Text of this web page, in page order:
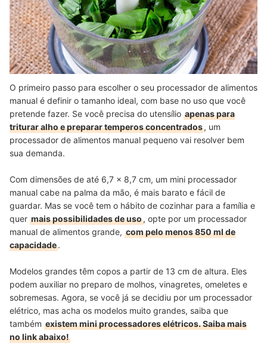
O primeiro passo para escolher o seu processador de alimentos
manual é definir o tamanho ideal, com base no uso que você
pretende fazer. Se você precisa do utensílio apenas para
triturar alho e preparar temperos concentrados, um
processador de alimentos manual pequeno vai resolver bem
sua demanda.
Com dimensões de até 6,7 x 8,7 cm, um mini processador
manual cabe na palma da mão, é mais barato e fácil de
guardar. Mas se você tem o hábito de cozinhar para a família e
quer mais possibilidades de uso, opte por um processador
manual de alimentos grande, com pelo menos 850 ml de
capacidade.
Modelos grandes têm copos a partir de 13 cm de altura. Eles
podem auxiliar no preparo de molhos, vinagretes, omeletes e
sobremesas. Agora, se você já se decidiu por um processador
elétrico, mas acha os modelos muito grandes, saiba que
também existem mini processadores elétricos. Saiba mais
no link abaixo!